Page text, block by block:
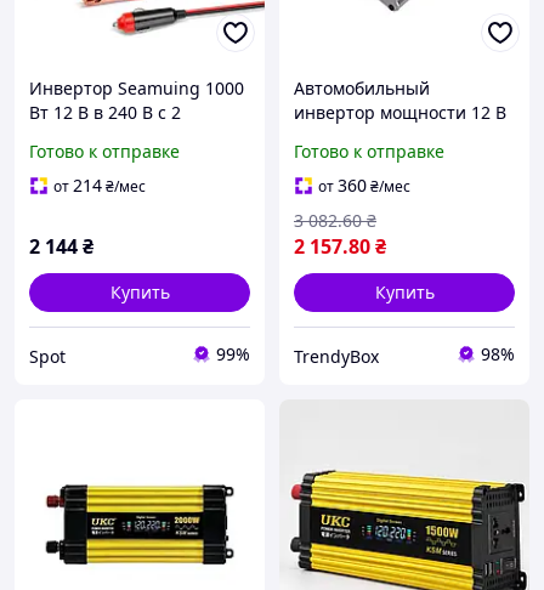
Инвертор Seamuing 1000
Вт 12 В в 240 В с 2
портами черный для авто
и кемпинга
Готово к отправке
от214₴/мес
2 144₴
Купить
Spot 99%
Автомобильный
инвертор мощности 12 В
портативный
преобразователь
напряжения, инвертор
1000 Вт vip
Готово к отправке
от360₴/мес
2 157.80₴
3 082.60 ₴
Купить
TrendyBox 98%